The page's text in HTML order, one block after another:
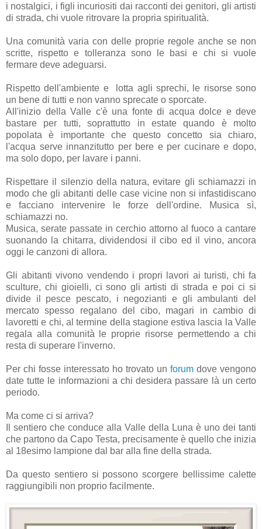
i nostalgici, i figli incuriositi dai racconti dei genitori, gli artisti
di strada, chi vuole ritrovare la propria spiritualità.
Una comunità varia con delle proprie regole anche se non
scritte, rispetto e tolleranza sono le basi e chi si vuole
fermare deve adeguarsi.
Rispetto dell'ambiente e lotta agli sprechi, le risorse sono
un bene di tutti e non vanno sprecate o sporcate.
All'inizio della Valle c'è una fonte di acqua dolce e deve
bastare per tutti, soprattutto in estate quando è molto
popolata è importante che questo concetto sia chiaro,
l'acqua serve innanzitutto per bere e per cucinare e dopo,
ma solo dopo, per lavare i panni.
Rispettare il silenzio della natura, evitare gli schiamazzi in
modo che gli abitanti delle case vicine non si infastidiscano
e facciano intervenire le forze dell'ordine. Musica sì,
schiamazzi no.
Musica, serate passate in cerchio attorno al fuoco a cantare
suonando la chitarra, dividendosi il cibo ed il vino, ancora
oggi le canzoni di allora.
Gli abitanti vivono vendendo i propri lavori ai turisti, chi fa
sculture, chi gioielli, ci sono gli artisti di strada e poi ci si
divide il pesce pescato, i negozianti e gli ambulanti del
mercato spesso regalano del cibo, magari in cambio di
lavoretti e chi, al termine della stagione estiva lascia la Valle
regala alla comunità le proprie risorse permettendo a chi
resta di superare l'inverno.
Per chi fosse interessato ho trovato un forum dove vengono
date tutte le informazioni a chi desidera passare là un certo
periodo.
Ma come ci si arriva?
Il sentiero che conduce alla Valle della Luna è uno dei tanti
che partono da Capo Testa, precisamente è quello che inizia
al 18esimo lampione dal bar alla fine della strada.
Da questo sentiero si possono scorgere bellissime calette
raggiungibili non proprio facilmente.